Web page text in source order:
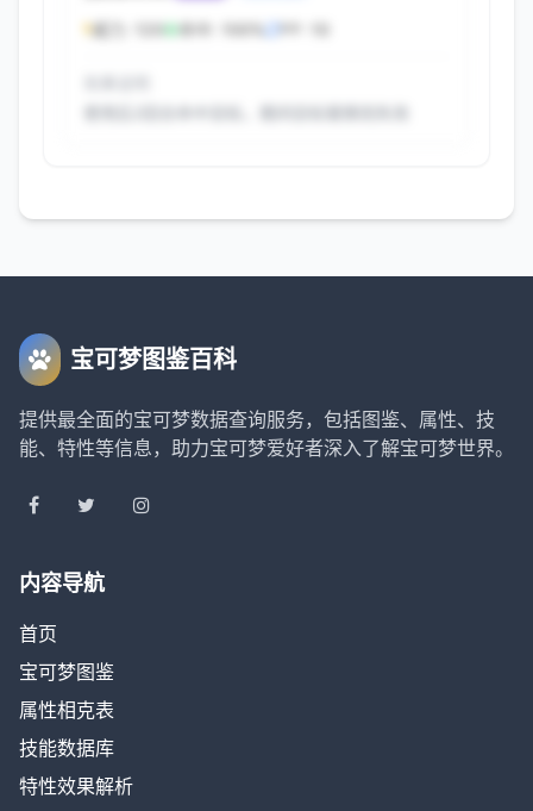
威力: 120 命中:
密码错误，请重新输入
宝可梦图鉴百科
提供最全面的宝可梦数据查询服务，包括图鉴、属性、技
能、特性等信息，助力宝可梦爱好者深入了解宝可梦世界。
内容导航
首页
宝可梦图鉴
属性相克表
技能数据库
特性效果解析